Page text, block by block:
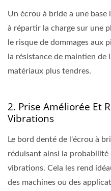
Un écrou à bride a une base
à répartir la charge sur une
le risque de dommages aux
la résistance de maintien
matériaux plus tendres.
2. Prise Améliorée Et
Vibrations
Le bord denté de l'écrou à
réduisant ainsi la probabilité
vibrations. Cela les rend
des machines ou des